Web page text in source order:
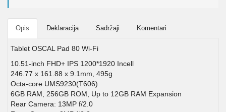
Opis Deklaracija Sadržaji Komentari
Tablet OSCAL Pad 80 Wi-Fi
10.51-inch FHD+ IPS 1200*1920 Incell
246.77 x 161.88 x 9.1mm, 495g
Octa-core UMS9230(T606)
6GB RAM, 256GB ROM, Up to 12GB RAM Expansion
Rear Camera: 13MP f/2.0